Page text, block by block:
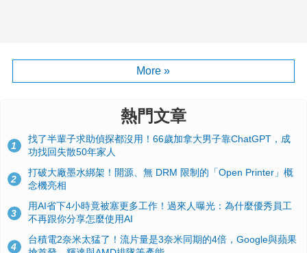
More »
熱門文章
1
找了半輩子求助偵探都沒用！66歲加拿大男子靠ChatGPT，成
功找回失散50年家人
2
打破大廠墨水綁架！開源、無 DRM 限制的「Open Printer」概
念機亮相
3
用AI省下4小時竟被塞更多工作！過來人曝光：為什麼優秀員工
不再跟你分享怎麼使用AI
4
台積電2奈米太猛了！流片量是3奈米同期的4倍，Google與蘋果